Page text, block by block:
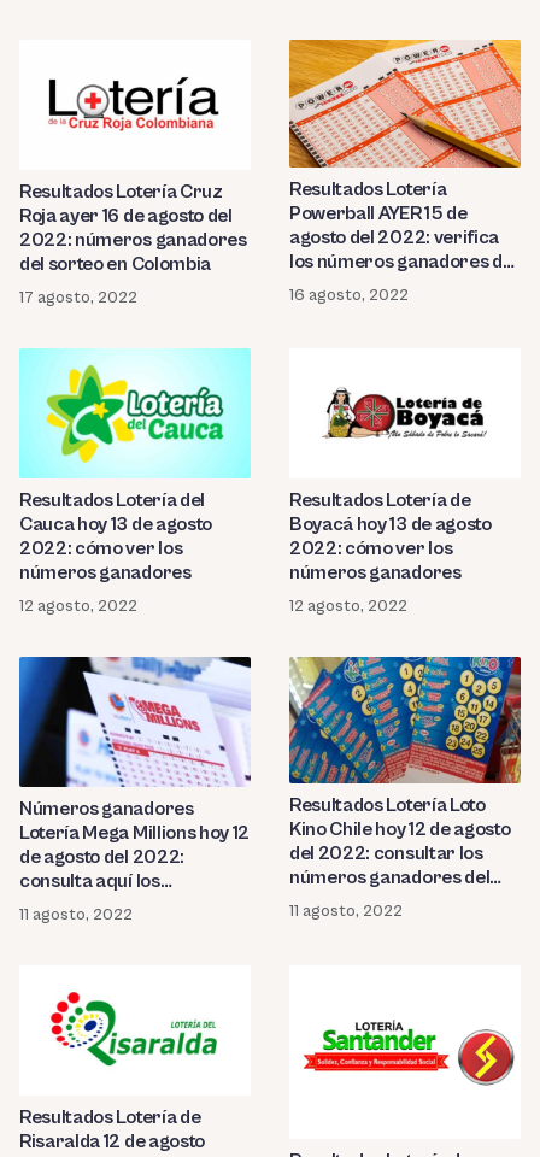
Resultados Lotería Cruz
Roja ayer 16 de agosto del
2022: números ganadores
del sorteo en Colombia
17 agosto, 2022
Resultados Lotería
Powerball AYER 15 de
agosto del 2022: verifica
los números ganadores de
la Lotería de Estados
Unidos
16 agosto, 2022
Resultados Lotería del
Cauca hoy 13 de agosto
2022: cómo ver los
números ganadores
12 agosto, 2022
Resultados Lotería de
Boyacá hoy 13 de agosto
2022: cómo ver los
números ganadores
12 agosto, 2022
Números ganadores
Lotería Mega Millions hoy 12
de agosto del 2022:
consulta aquí los
resultados del sorteo
11 agosto, 2022
Resultados Lotería Loto
Kino Chile hoy 12 de agosto
del 2022: consultar los
números ganadores del
sorteo
11 agosto, 2022
Resultados Lotería de
Risaralda 12 de agosto